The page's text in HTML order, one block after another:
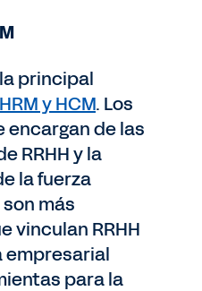
principal
y HCM. Los
encargan de las
RRHH y la
la fuerza
más
vinculan RRHH
empresarial
para la